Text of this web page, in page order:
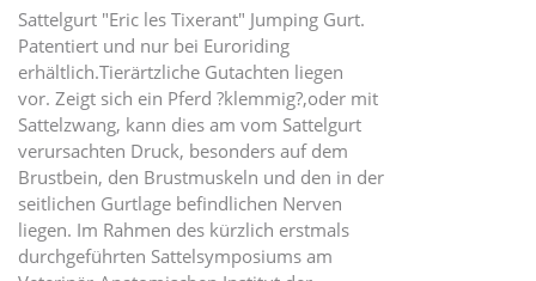
Sattelgurt "Eric les Tixerant" Jumping Gurt.
Patentiert und nur bei Euroriding
erhältlich.Tierärtzliche Gutachten liegen
vor. Zeigt sich ein Pferd ?klemmig?,oder mit
Sattelzwang, kann dies am vom Sattelgurt
verursachten Druck, besonders auf dem
Brustbein, den Brustmuskeln und den in der
seitlichen Gurtlage befindlichen Nerven
liegen. Im Rahmen des kürzlich erstmals
durchgeführten Sattelsymposiums am